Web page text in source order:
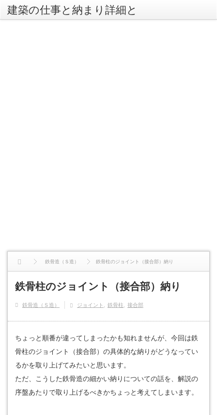
建築の仕事と納まり詳細と
鉄骨造（Ｓ造） 鉄骨柱のジョイント（接合部）納り
鉄骨柱のジョイント（接合部）納り
鉄骨造（Ｓ造） ジョイント 鉄骨柱 接合部
ちょっと順番が違ってしまったかも知れませんが、今回は鉄
骨柱のジョイント（接合部）の具体的な納りがどうなってい
るかを取り上げてみたいと思います。
ただ、こうした鉄骨造の細かい納りについての話を、解説の
序盤あたりで取り上げるべきかちょっと考えてしまいます。